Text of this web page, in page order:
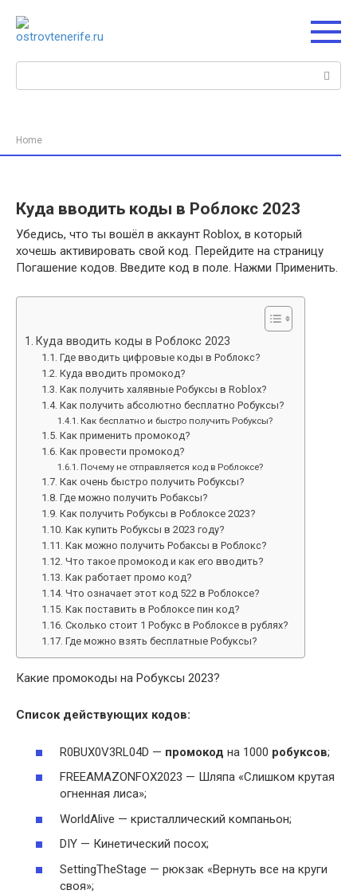
контенту
Поиск:
Home
Куда вводить коды в Роблокс 2023
Убедись, что ты вошёл в аккаунт Roblox, в который
хочешь активировать свой код. Перейдите на страницу
Погашение кодов. Введите код в поле. Нажми Применить.
Куда вводить коды в Роблокс 2023
Где вводить цифровые коды в Роблокс?
Куда вводить промокод?
Как получить халявные Робуксы в Roblox?
Как получить абсолютно бесплатно Робуксы?
Как бесплатно и быстро получить Робуксы?
Как применить промокод?
Как провести промокод?
Почему не отправляется код в Роблоксе?
Как очень быстро получить Робуксы?
Где можно получить Робаксы?
Как получить Робуксы в Роблоксе 2023?
Как купить Робуксы в 2023 году?
Как можно получить Робаксы в Роблокс?
Что такое промокод и как его вводить?
Как работает промо код?
Что означает этот код 522 в Роблоксе?
Как поставить в Роблоксе пин код?
Сколько стоит 1 Робукс в Роблоксе в рублях?
Где можно взять бесплатные Робуксы?
Какие промокоды на Робуксы 2023?
Список действующих кодов:
R0BUX0V3RL04D — промокод на 1000 робуксов;
FREEAMAZONFOX2023 — Шляпа «Слишком крутая
огненная лиса»;
WorldAlive — кристаллический компаньон;
DIY — Кинетический посох;
SettingTheStage — рюкзак «Вернуть все на круги
своя»;